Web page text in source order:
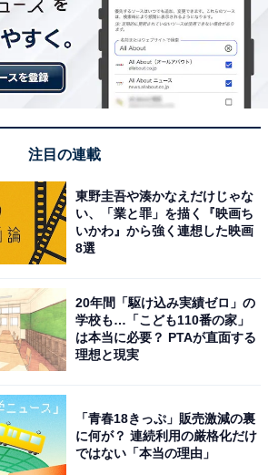
注目の連載
東野圭吾や湊かなえだけじゃな
い、「業と罪」を描く『映画ち
いかわ』から強く連想した映画
8選
20年間「駆け込み実績ゼロ」の
学校も…「こども110番の家」
は本当に必要？ PTAが直面する
理想と現実
「青春18きっぷ」販売激減の裏
に何が？ 連続利用の厳格化だけ
ではない「本当の理由」